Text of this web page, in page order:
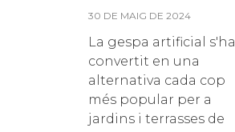
30 DE MAIG DE 2024
La gespa artificial s'ha
convertit en una
alternativa cada cop
més popular per a
jardins i terrasses de